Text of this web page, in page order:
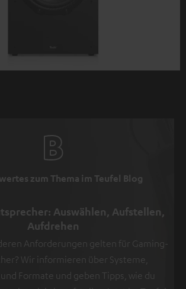
zum Thema im Teufel Blog
Auswählen, Aufstellen,
Aufdrehen
Anforderungen gelten für Gaming-
Wir informieren über Systeme,
Formate und geben Tipps, wie du